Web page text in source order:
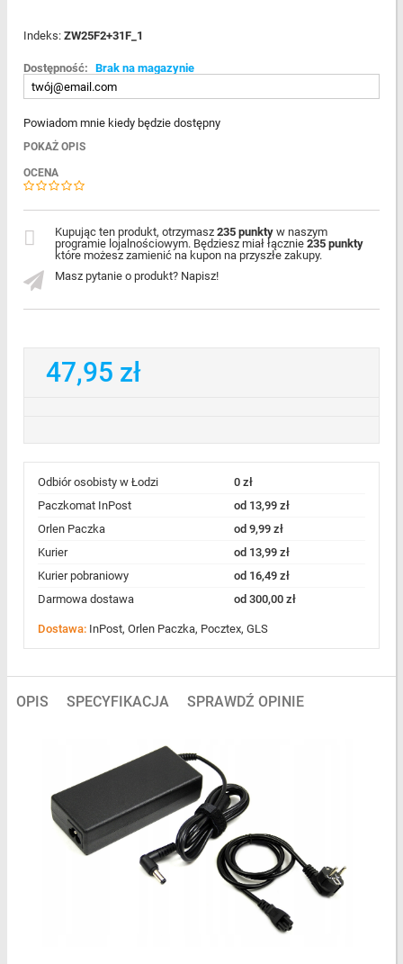
Indeks: ZW25F2+31F_1
Dostępność: Brak na magazynie
Powiadom mnie kiedy będzie dostępny
POKAŻ OPIS
OCENA
Masz pytanie o produkt? Napisz!
Kupując ten produkt, otrzymasz 235 punkty w naszym
programie lojalnościowym. Będziesz miał łącznie 235 punkty
które możesz zamienić na kupon na przyszłe zakupy.
47,95 zł
Odbiór osobisty w Łodzi
0 zł
Paczkomat InPost
od 13,99 zł
Orlen Paczka
od 9,99 zł
Kurier
od 13,99 zł
Kurier pobraniowy
od 16,49 zł
Darmowa dostawa
od 300,00 zł
Dostawa: InPost, Orlen Paczka, Pocztex, GLS
OPIS SPECYFIKACJA SPRAWDŹ OPINIE